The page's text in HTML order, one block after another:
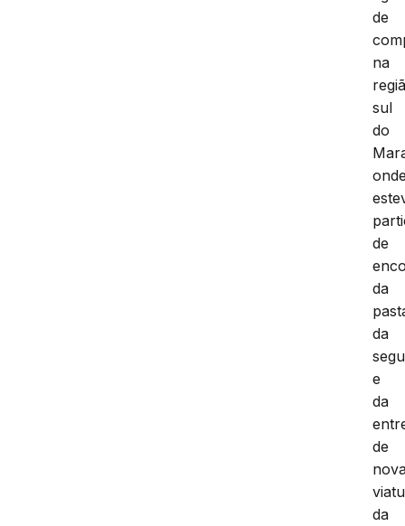
de
na
sul
do
de
da
da
e
da
de
da